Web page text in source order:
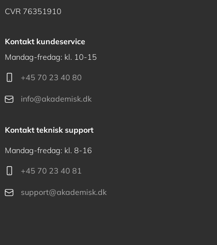
CVR 76351910
Kontakt kundeservice
Mandag-fredag: kl. 10-15
+45 70 23 40 80
info@akademisk.dk
Kontakt teknisk support
Mandag-fredag: kl. 8-16
+45 70 23 40 81
support@akademisk.dk